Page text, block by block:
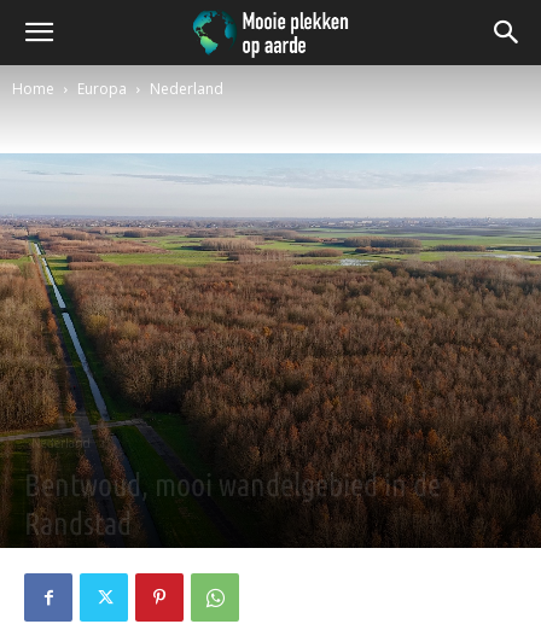
Home Europa Nederland
Nederland
Bentwoud, mooi wandelgebied in de
Randstad